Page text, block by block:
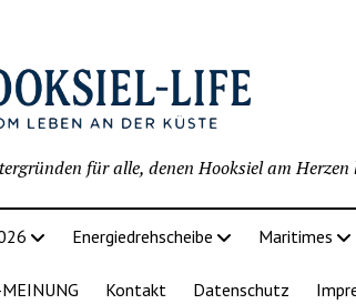
für alle, denen Hooksiel am Herzen
Energiedrehscheibe Maritimes
Kontakt Datenschutz